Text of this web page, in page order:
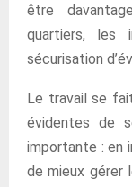
être
quartiers, les
sécurisation
Le travail se
évidentes de
importante : en
de mieux gérer